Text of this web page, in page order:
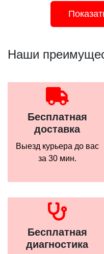
Наши
Бесплатная
доставка
Выезд курьера до вас
за 30 мин.
Бесплатная
диагностика